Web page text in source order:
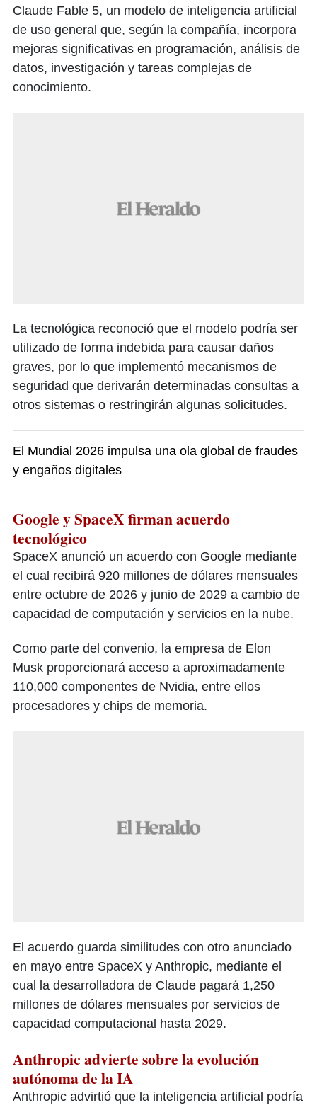
Claude Fable 5, un modelo de inteligencia artificial
de uso general que, según la compañía, incorpora
mejoras significativas en programación, análisis de
datos, investigación y tareas complejas de
conocimiento.
La tecnológica reconoció que el modelo podría ser
utilizado de forma indebida para causar daños
graves, por lo que implementó mecanismos de
seguridad que derivarán determinadas consultas a
otros sistemas o restringirán algunas solicitudes.
El Mundial 2026 impulsa una ola global de fraudes
y engaños digitales
Google y SpaceX firman acuerdo
tecnológico
SpaceX anunció un acuerdo con Google mediante
el cual recibirá 920 millones de dólares mensuales
entre octubre de 2026 y junio de 2029 a cambio de
capacidad de computación y servicios en la nube.
Como parte del convenio, la empresa de Elon
Musk proporcionará acceso a aproximadamente
110,000 componentes de Nvidia, entre ellos
procesadores y chips de memoria.
El acuerdo guarda similitudes con otro anunciado
en mayo entre SpaceX y Anthropic, mediante el
cual la desarrolladora de Claude pagará 1,250
millones de dólares mensuales por servicios de
capacidad computacional hasta 2029.
Anthropic advierte sobre la evolución
autónoma de la IA
Anthropic advirtió que la inteligencia artificial podría